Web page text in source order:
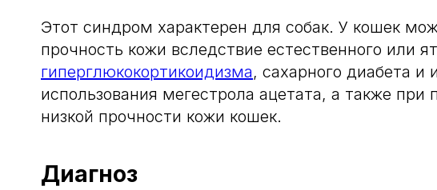
Этот синдром характерен для собак. У кошек
прочность кожи вследствие естественного или
гиперглюкокортикоидизма, сахарного диабета и
использования мегестрола ацетата, а также
низкой прочности кожи кошек.
Диагноз